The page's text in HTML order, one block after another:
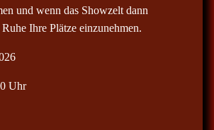
und wenn das Showzelt dann
Ihre Plätze einzunehmen.
Uhr